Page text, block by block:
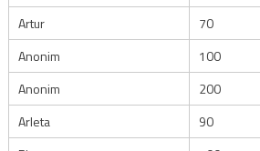
Artur
70
Anonim
100
Anonim
200
Arleta
90